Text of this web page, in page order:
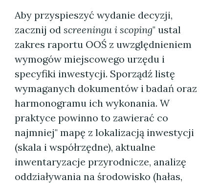
Aby przyspieszyć wydanie decyzji,
zacznij od screeningu i scoping" ustal
zakres raportu OOŚ z uwzględnieniem
wymogów miejscowego urzędu i
specyfiki inwestycji. Sporządź listę
wymaganych dokumentów i badań oraz
harmonogramu ich wykonania. W
praktyce powinno to zawierać co
najmniej" mapę z lokalizacją inwestycji
(skala i współrzędne), aktualne
inwentaryzacje przyrodnicze, analizę
oddziaływania na środowisko (hałas,